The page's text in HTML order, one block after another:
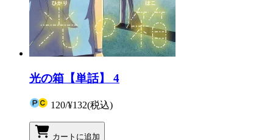
光の箱【単話】 4
120/¥132(税込)
カートに追加